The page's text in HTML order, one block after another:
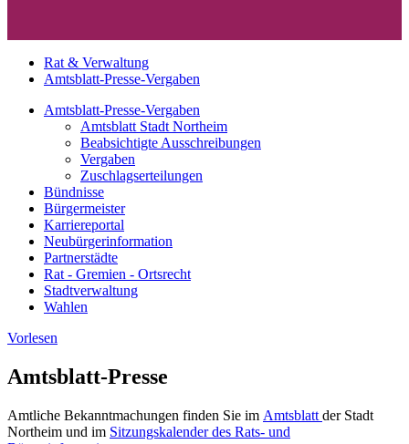
Rat & Verwaltung
Amtsblatt-Presse-Vergaben
Amtsblatt-Presse-Vergaben
Amtsblatt Stadt Northeim
Beabsichtigte Ausschreibungen
Vergaben
Zuschlagserteilungen
Bündnisse
Bürgermeister
Karriereportal
Neubürgerinformation
Partnerstädte
Rat - Gremien - Ortsrecht
Stadtverwaltung
Wahlen
Vorlesen
Amtsblatt-Presse
Amtliche Bekanntmachungen finden Sie im Amtsblatt der Stadt
Northeim und im Sitzungskalender des Rats- und